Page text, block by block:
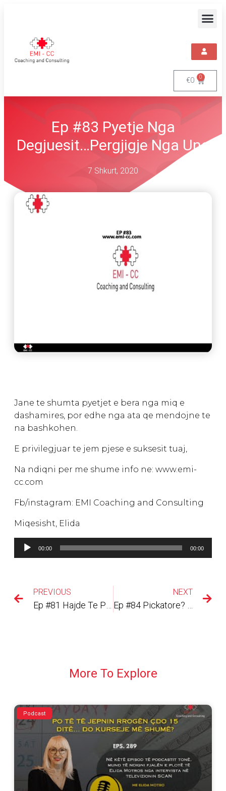
€0 0
Ep #83 Pyetje Nga
Degjuesit…Pergjigje Nga Une
7 Shkurt, 2020
Jane te shumta pyetjet e bera nga miq e
dashamires, por edhe nga ata qe mendojne te
na bashkohen.
E privilegjuar te jem pjese e suksesit tuaj,
Na ndiqni per me shume info ne: www.emi-
cc.com
Fb/instagram: EMI Coaching and Consulting
Miqesisht, Elida
Lojtës
Audiosh
00:00 00:00
PREVIOUS NEXT
More To Explore
Podcast